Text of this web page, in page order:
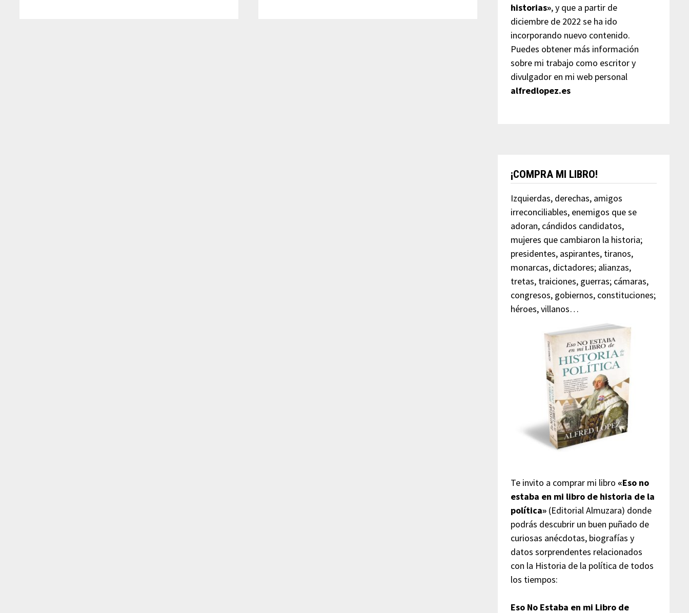
historias», y que a partir de
diciembre de 2022 se ha ido
incorporando nuevo contenido.
Puedes obtener más información
sobre mi trabajo como escritor y
divulgador en mi web personal
alfredlopez.es
¡COMPRA MI LIBRO!
Izquierdas, derechas, amigos
irreconciliables, enemigos que se
adoran, cándidos candidatos,
mujeres que cambiaron la historia;
presidentes, aspirantes, tiranos,
monarcas, dictadores; alianzas,
tretas, traiciones, guerras; cámaras,
congresos, gobiernos, constituciones;
héroes, villanos…
Te invito a comprar mi libro «Eso no
estaba en mi libro de historia de la
política»(Editorial Almuzara) donde
podrás descubrir un buen puñado de
curiosas anécdotas, biografías y
datos sorprendentes relacionados
con la Historia de la política de todos
los tiempos:
Eso No Estaba en mi Libro de